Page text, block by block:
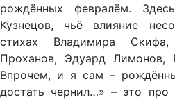
рождённых февралём.
Кузнецов, чьё влияние
стихах Владимира
Проханов, Эдуард Лимонов,
Впрочем, и я сам –
достать чернил…» – это